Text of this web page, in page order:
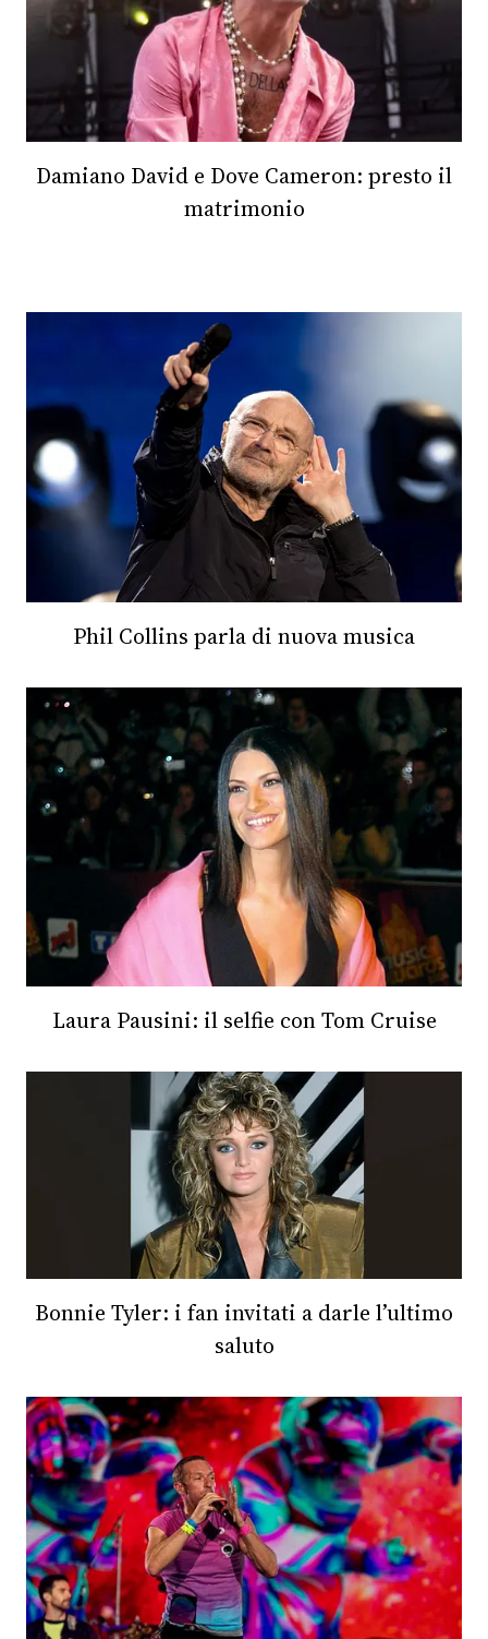
Damiano David e Dove Cameron: presto il
matrimonio
Phil Collins parla di nuova musica
Laura Pausini: il selfie con Tom Cruise
Bonnie Tyler: i fan invitati a darle l’ultimo
saluto